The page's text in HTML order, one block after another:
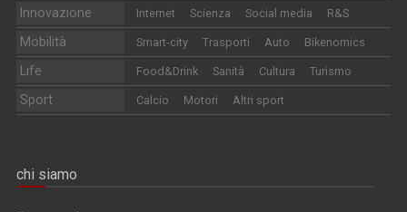
Innovazione Internet Scienza Social media R&S
Mobilità Smart-city Trasporti Auto Bikenomics
Life Food&Drink Sanità Cultura Turismo
Sport Calcio Motori Altri sport
chi siamo